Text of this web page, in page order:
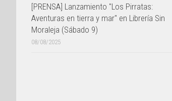
[PRENSA] Lanzamiento "Los Pirratas:
Aventuras en tierra y mar" en Librería Sin
Moraleja (Sábado 9)
08/08/2025